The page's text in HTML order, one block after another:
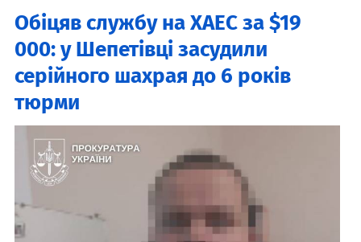
Обіцяв службу на ХАЕС за $19
000: у Шепетівці засудили
серійного шахрая до 6 років
тюрми